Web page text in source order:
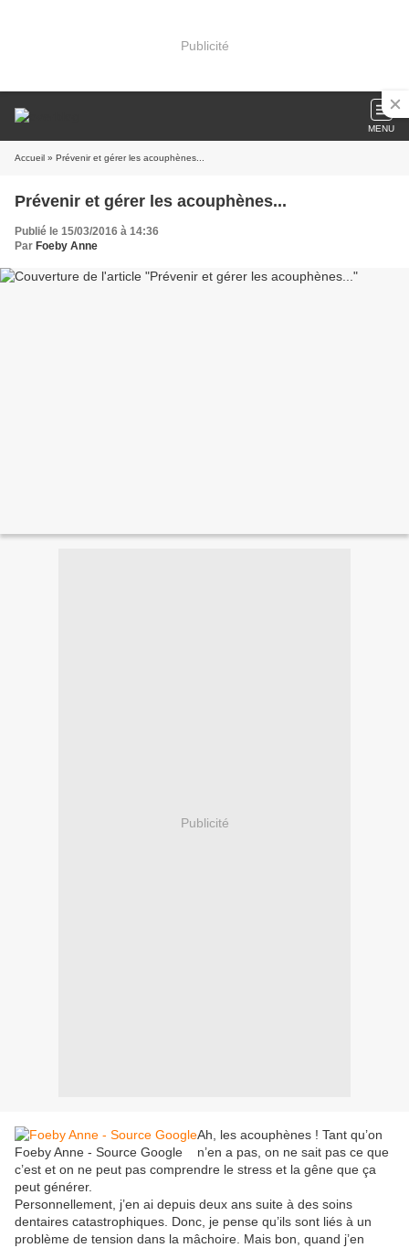
Publicité
MENU
Accueil » Prévenir et gérer les acouphènes...
Prévenir et gérer les acouphènes...
Publié le 15/03/2016 à 14:36
Par Foeby Anne
Publicité
Foeby Anne - Source Google
Ah, les acouphènes ! Tant qu’on
n’en a pas, on ne sait pas ce que
c’est et on ne peut pas comprendre le stress et la gêne que ça
peut générer.
Personnellement, j’en ai depuis deux ans suite à des soins
dentaires catastrophiques. Donc, je pense qu’ils sont liés à un
problème de tension dans la mâchoire. Mais bon, quand j’en